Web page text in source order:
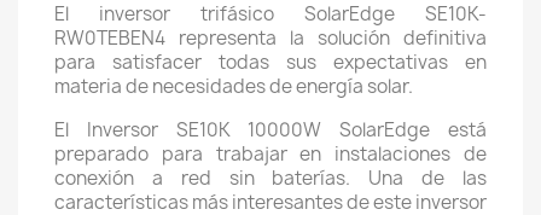
El inversor trifásico SolarEdge SE10K-
RW0TEBEN4 representa la solución definitiva
para satisfacer todas sus expectativas en
materia de necesidades de energía solar.
El Inversor SE10K 10000W SolarEdge está
preparado para trabajar en instalaciones de
conexión a red sin baterías. Una de las
características más interesantes de este inversor